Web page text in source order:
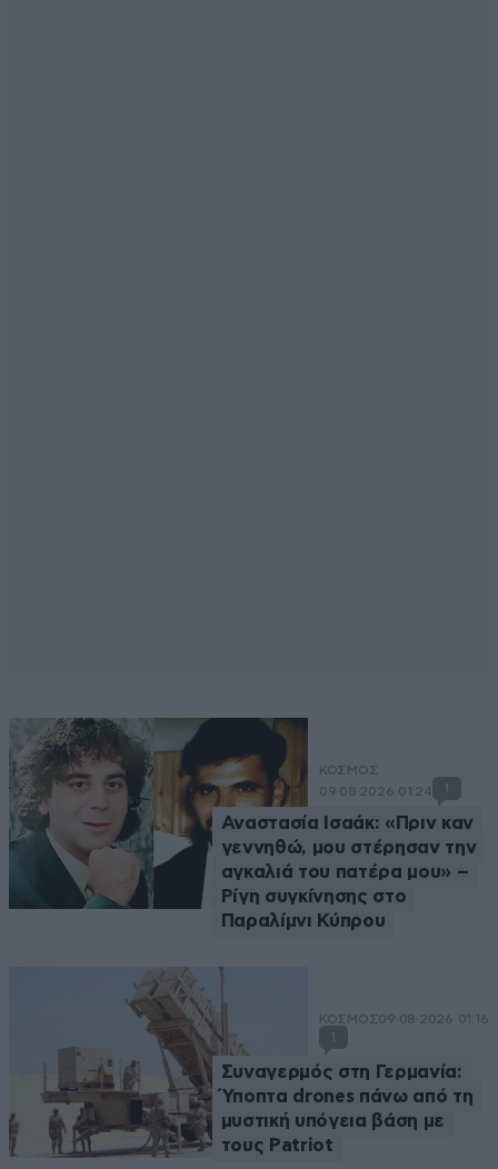
ΚΟΣΜΟΣ
09·08·2026 01:24
1
Αναστασία Ισαάκ: «Πριν καν
γεννηθώ, μου στέρησαν την
αγκαλιά του πατέρα μου» –
Ρίγη συγκίνησης στο
Παραλίμνι Κύπρου
ΚΟΣΜΟΣ09·08·2026 01:16
1
Συναγερμός στη Γερμανία:
Ύποπτα drones πάνω από τη
μυστική υπόγεια βάση με
τους Patriot